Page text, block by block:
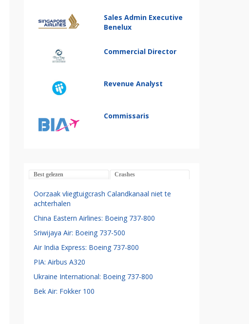
Sales Admin Executive
Benelux
Commercial Director
Revenue Analyst
Commissaris
Best gelezen Crashes
Oorzaak vliegtuigcrash Calandkanaal niet te
achterhalen
China Eastern Airlines: Boeing 737-800
Sriwijaya Air: Boeing 737-500
Air India Express: Boeing 737-800
PIA: Airbus A320
Ukraine International: Boeing 737-800
Bek Air: Fokker 100